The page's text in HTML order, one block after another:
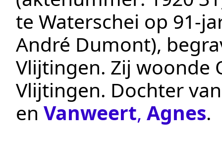
te Waterschei op 91-
André Dumont),
Vlijtingen. Zij woonde
Vlijtingen. Dochter
en Vanweert, Agnes.